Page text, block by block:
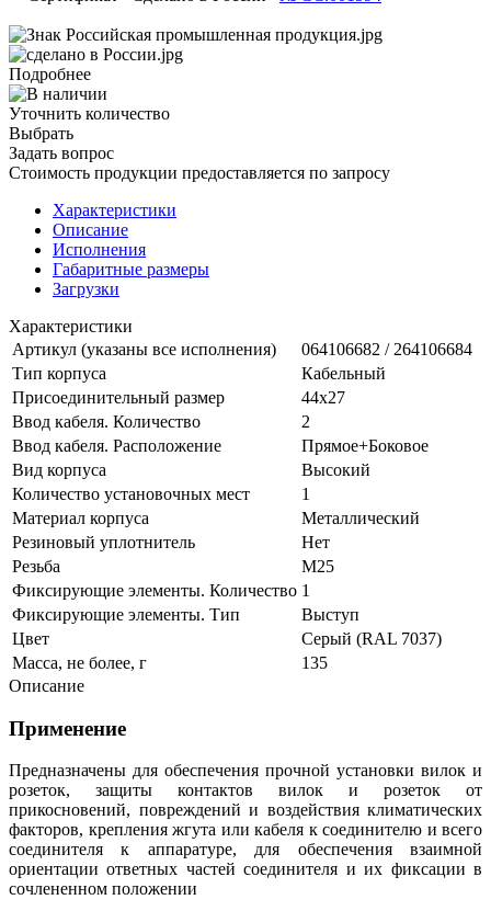
Подробнее
Уточнить количество
Выбрать
Задать вопрос
Стоимость продукции предоставляется по запросу
Характеристики
Описание
Исполнения
Габаритные размеры
Загрузки
Характеристики
Артикул (указаны все исполнения)
064106682 / 264106684
Тип корпуса
Кабельный
Присоединительный размер
44х27
Ввод кабеля. Количество
2
Ввод кабеля. Расположение
Прямое+Боковое
Вид корпуса
Высокий
Количество установочных мест
1
Материал корпуса
Металлический
Резиновый уплотнитель
Нет
Резьба
М25
Фиксирующие элементы. Количество 1
Фиксирующие элементы. Тип
Выступ
Цвет
Серый (RAL 7037)
Масса, не более, г
135
Описание
Применение
Предназначены для обеспечения прочной установки вилок и
розеток, защиты контактов вилок и розеток от
прикосновений, повреждений и воздействия климатических
факторов, крепления жгута или кабеля к соединителю и всего
соединителя к аппаратуре, для обеспечения взаимной
ориентации ответных частей соединителя и их фиксации в
сочлененном положении